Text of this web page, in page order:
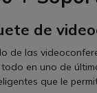
de
de las
en uno de
que le